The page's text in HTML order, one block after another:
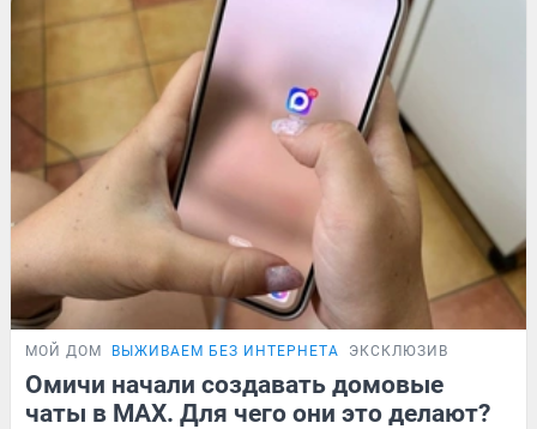
МОЙ ДОМ ВЫЖИВАЕМ БЕЗ ИНТЕРНЕТА ЭКСКЛЮЗИВ
Омичи начали создавать домовые
чаты в MAX. Для чего они это делают?